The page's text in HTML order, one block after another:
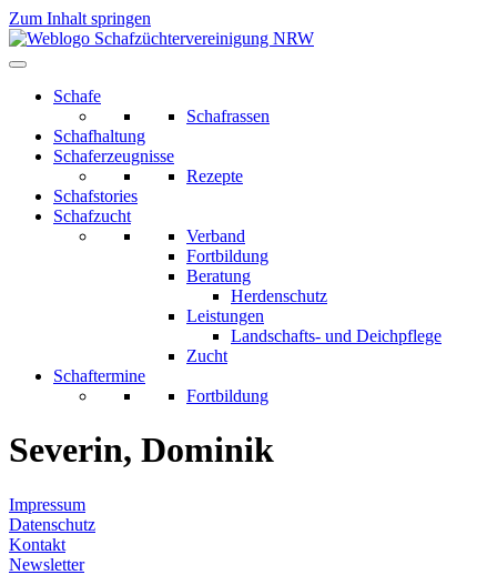
Zum Inhalt springen
Schafe
Schafrassen
Schafhaltung
Schaferzeugnisse
Rezepte
Schafstories
Schafzucht
Verband
Fortbildung
Beratung
Herdenschutz
Leistungen
Landschafts- und Deichpflege
Zucht
Schaftermine
Fortbildung
Severin, Dominik
Impressum
Datenschutz
Kontakt
Newsletter